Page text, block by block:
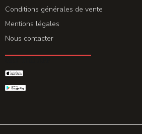
Conditions générales de vente
Mentions légales
Nous contacter